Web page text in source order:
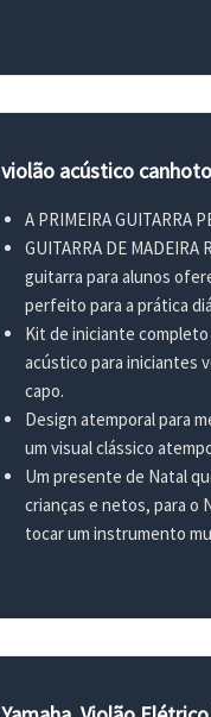
violão acústico canhoto
A PRIMEIRA GUITARRA
GUITARRA DE
guitarra para alunos
perfeito para a prática
Kit de iniciante completo
acústico para iniciantes
capo.
Design atemporal para
um visual clássico
Um presente de Natal
crianças e netos, para o
tocar um instrumento